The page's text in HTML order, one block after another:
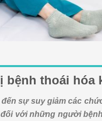
bệnh thoái hóa
sự suy giảm các
với những người